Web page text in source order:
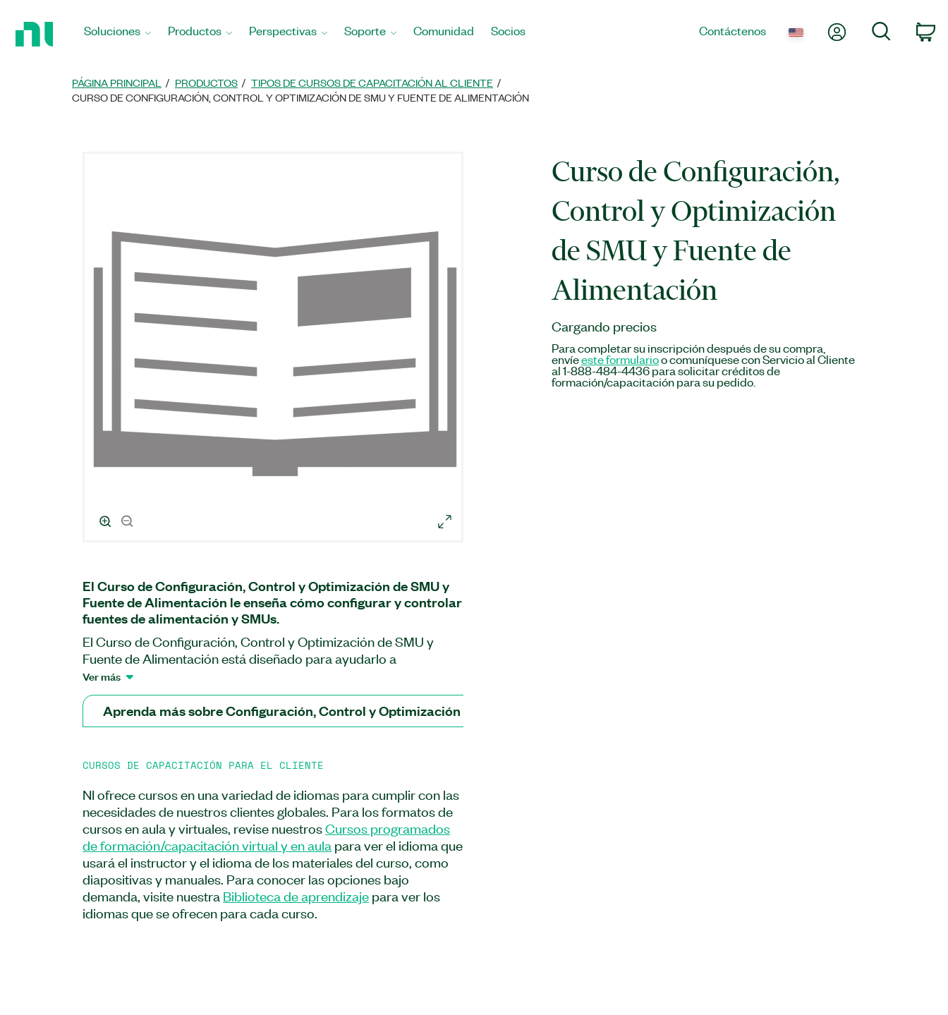
Soluciones Productos Perspectivas Soporte Comunidad Socios Contáctenos Mi cuenta Búsqueda
PÁGINA PRINCIPAL PRODUCTOS
TIPOS DE CURSOS DE CAPACITACIÓN AL CLIENTE
CURSO DE CONFIGURACIÓN, CONTROL Y OPTIMIZACIÓN DE SMU Y FUENTE DE ALIMENTACIÓN
Curso de Configuración,
Control y Optimización
de SMU y Fuente de
Alimentación
Cargando precios
Para completar su inscripción después de su compra,
envíeeste formularioo comuníquese con Servicio al Cliente
al 1-888-484-4436 para solicitar créditos de
formación/capacitación para su pedido.
El Curso de Configuración, Control y Optimización de SMU y
Fuente de Alimentación le enseña cómo configurar y controlar
fuentes de alimentación y SMUs.
El Curso de Configuración, Control y Optimización de SMU y
Fuente de Alimentación está diseñado para ayudarlo a
comprender cómo usar las unidades de medida de fuente (SMU)
PXI y las fuentes de alimentación programables PXI para realizar
tareas y pruebas de dispositivos comunes. El curso lo guía a
través del flujo de trabajo de prueba completo: desde
optimización para lograr velocidad y precisión. Aprenderá a
forma interactiva en InstrumentStudio como programáticamente
en LabVIEW. También comprenderá cómo realizar tareas como
encender su dispositivo bajo prueba (DUT) al suministrarle voltaje
o corriente, realizar barridos SMU para capturar las
características de I-V de su DUT y ver el comportamiento
transitorio de su DUT. Después de asistir a este curso, sabrá
cómo realizar medidas precisas y repetibles utilizando anulación
de desfase y detección remota, así como también cómo depurar
Ver más
Aprenda más sobre Configuración, Control y Optimización de SMU y Fuente de Alimentación
CURSOS DE CAPACITACIÓN PARA EL CLIENTE
NI ofrece cursos en una variedad de idiomas para cumplir con las
necesidades de nuestros clientes globales. Para los formatos de
cursos en aula y virtuales, revise nuestrosCursos programados
de formación/capacitación virtual y en aula para ver el idioma que
usará el instructor y el idioma de los materiales del curso, como
diapositivas y manuales. Para conocer las opciones bajo
demanda, visite nuestra Biblioteca de aprendizaje para ver los
idiomas que se ofrecen para cada curso.